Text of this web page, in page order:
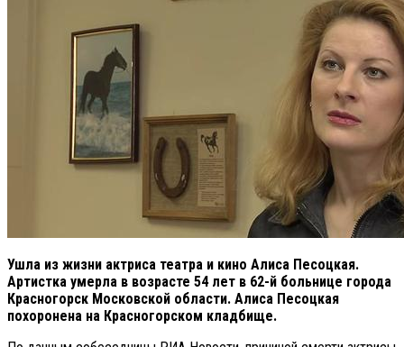
Ушла из жизни актриса театра и кино Алиса Песоцкая.
Артистка умерла в возрасте 54 лет в 62-й больнице города
Красногорск Московской области. Алиса Песоцкая
похоронена на Красногорском кладбище.